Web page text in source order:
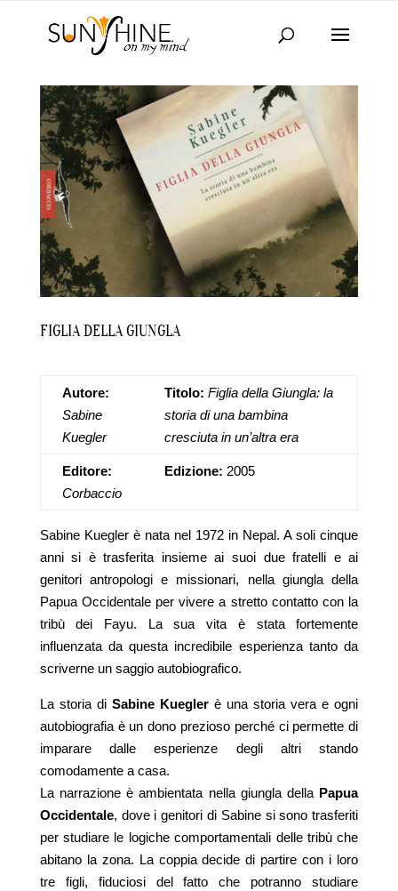
FIGLIA DELLA GIUNGLA
Autore:
Sabine
Kuegler
Titolo: Figlia della Giungla: la
storia di una bambina
cresciuta in un’altra era
Editore:
Corbaccio
Edizione: 2005
Sabine Kuegler è nata nel 1972 in Nepal. A soli cinque
anni si è trasferita insieme ai suoi due fratelli e ai
genitori antropologi e missionari, nella giungla della
Papua Occidentale per vivere a stretto contatto con la
tribù dei Fayu. La sua vita è stata fortemente
influenzata da questa incredibile esperienza tanto da
scriverne un saggio autobiografico.
La storia di Sabine Kueglerè una storia vera e ogni
autobiografia è un dono prezioso perché ci permette di
imparare dalle esperienze degli altri stando
comodamente a casa.
La narrazione è ambientata nella giungla della Papua
Occidentale, dove i genitori di Sabine si sono trasferiti
per studiare le logiche comportamentali delle tribù che
abitano la zona. La coppia decide di partire con i loro
tre figli, fiduciosi del fatto che potranno studiare